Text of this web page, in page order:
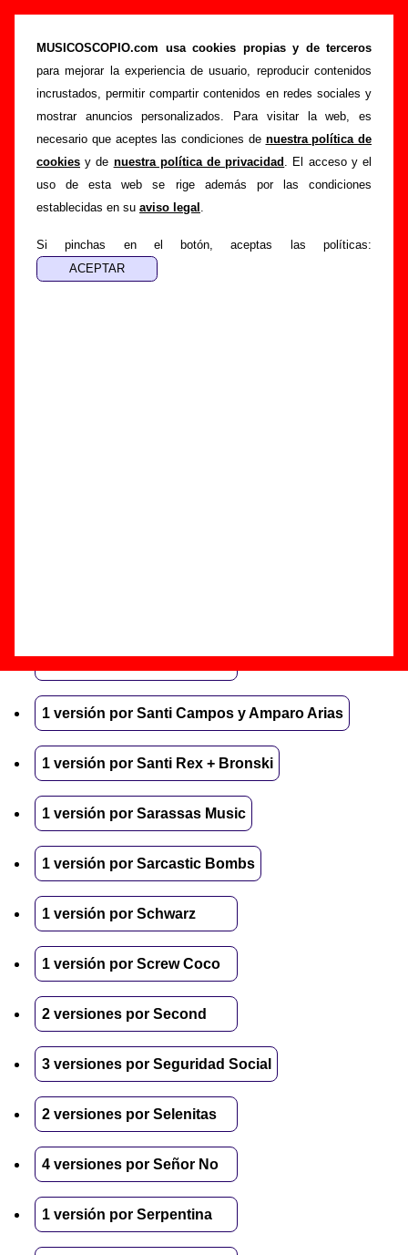
MUSICOSCOPIO.com usa cookies propias y de terceros
para mejorar la experiencia de usuario, reproducir contenidos
incrustados, permitir compartir contenidos en redes sociales y
mostrar anuncios personalizados. Para visitar la web, es
necesario que aceptes las condiciones de nuestra política de
cookies y de nuestra política de privacidad . El acceso y el
uso de esta web se rige además por las condiciones
establecidas en su aviso legal .
Si pinchas en el botón, aceptas las políticas:
Versiones - Grupos que empiezan por S
Portada >Versiones > Letra S
Grupos que han realizado versiones
A continuación, se muestra unalista ordenada
alfabéticamentecon los grupos españoles cuyo nombre
empieza por S sobre los que hay información acerca de
versiones que han grabado de canciones de otros artistas.
1 versión por Santi Campos y Amparo Arias
1 versión por Santi Rex + Bronski
1 versión por Sarassas Music
1 versión por Sarcastic Bombs
1 versión por Schwarz
1 versión por Screw Coco
2 versiones por Second
3 versiones por Seguridad Social
2 versiones por Selenitas
4 versiones por Señor No
1 versión por Serpentina